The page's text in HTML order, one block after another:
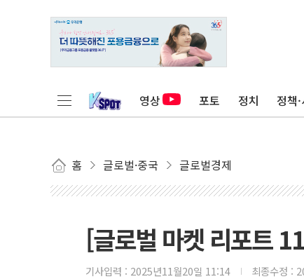
영상 포토 정치 정책
홈 글로벌·중국 글로벌경제
[글로벌 마켓 리포트
기사입력 : 2025년11월20일 11:14 최종수정 :